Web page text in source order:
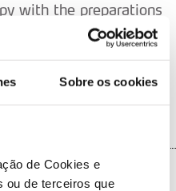
Sobre os cookies
de Cookies e
ou de terceiros que
with the preparations
performance during
I have good feelings